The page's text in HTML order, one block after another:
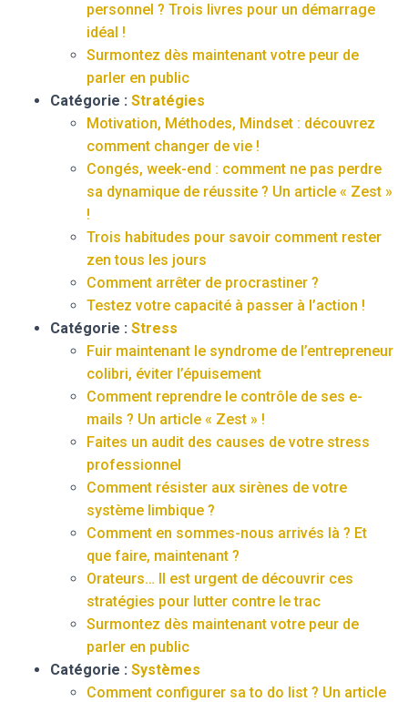
personnel ? Trois livres pour un démarrage
idéal !
Surmontez dès maintenant votre peur de
parler en public
Catégorie : Stratégies
Motivation, Méthodes, Mindset : découvrez
comment changer de vie !
Congés, week-end : comment ne pas perdre
sa dynamique de réussite ? Un article « Zest »
!
Trois habitudes pour savoir comment rester
zen tous les jours
Comment arrêter de procrastiner ?
Testez votre capacité à passer à l’action !
Catégorie : Stress
Fuir maintenant le syndrome de l’entrepreneur
colibri, éviter l’épuisement
Comment reprendre le contrôle de ses e-
mails ? Un article « Zest » !
Faites un audit des causes de votre stress
professionnel
Comment résister aux sirènes de votre
système limbique ?
Comment en sommes-nous arrivés là ? Et
que faire, maintenant ?
Orateurs… Il est urgent de découvrir ces
stratégies pour lutter contre le trac
Surmontez dès maintenant votre peur de
parler en public
Catégorie : Systèmes
Comment configurer sa to do list ? Un article